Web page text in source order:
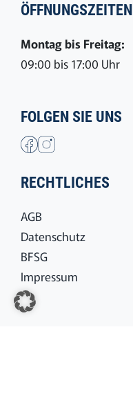
ÖFFNUNGSZEITEN
Montag bis Freitag:
09:00 bis 17:00 Uhr
FOLGEN SIE UNS
RECHTLICHES
AGB
Datenschutz
BFSG
Impressum